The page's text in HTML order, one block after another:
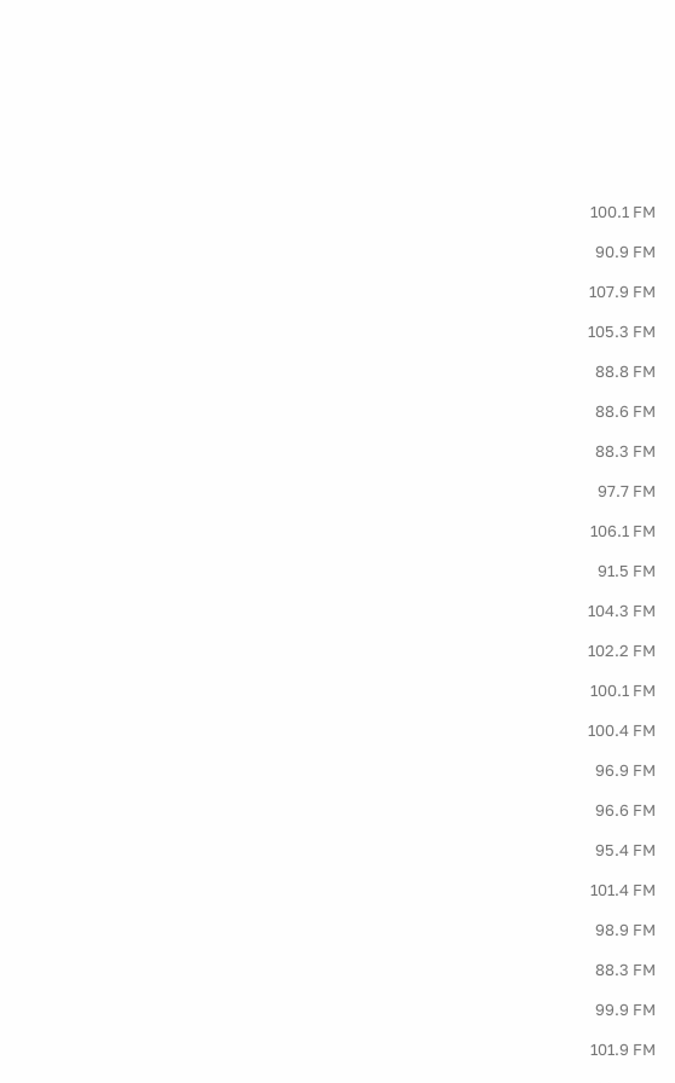
100.1 FM
90.9 FM
107.9 FM
105.3 FM
88.8 FM
88.6 FM
88.3 FM
97.7 FM
106.1 FM
91.5 FM
104.3 FM
102.2 FM
100.1 FM
100.4 FM
96.9 FM
96.6 FM
95.4 FM
101.4 FM
98.9 FM
88.3 FM
99.9 FM
101.9 FM